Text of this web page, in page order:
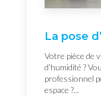
La pose
Votre pièce de
d’humidité ?
professionnel
espace ?...